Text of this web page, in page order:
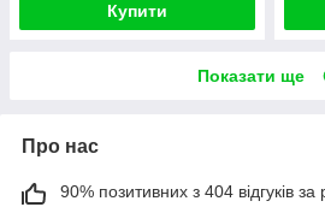
Купити
Показати ще
Про нас
90% позитивних з 404 відгуків за